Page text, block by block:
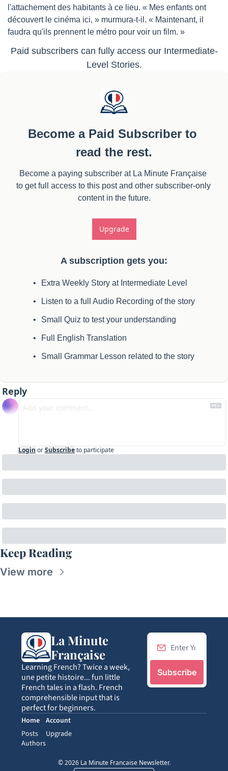
l'attachement des habitants à ce lieu. « Mes enfants ont
découvert le cinéma ici, » murmura-t-il. « Maintenant, il
faudra qu'ils prennent le métro pour voir un film. »
Paid subscribers can fully access our Intermediate-
Level Stories.
Become a Paid Subscriber to
read the rest.
Become a paying subscriber at La Minute Française
to get full access to this post and other subscriber-only
content in the future.
Upgrade
A subscription gets you:
Extra Weekly Story at Intermediate Level
Listen to a full Audio Recording of the story
Small Quiz to test your understanding
Full English Translation
Small Grammar Lesson related to the story
Reply
Login orSubscribeto participate
Keep Reading
View more
La Minute
Française
Learning French? Twice a week,
une petite histoire... fun little
French tales in a flash. French
comprehensible input that is
perfect for beginners.
Subscribe
Home
Posts
Authors
Account
Upgrade
© 2026 La Minute Francaise Newsletter.